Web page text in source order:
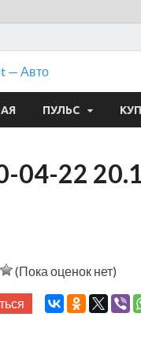
ПУЛЬС
04-22
(Пока оценок нет)